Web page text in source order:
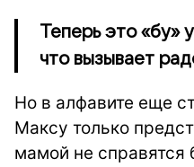
Теперь это «бу»
что вызывает
Но в алфавите еще
Максу только
мамой не справятся